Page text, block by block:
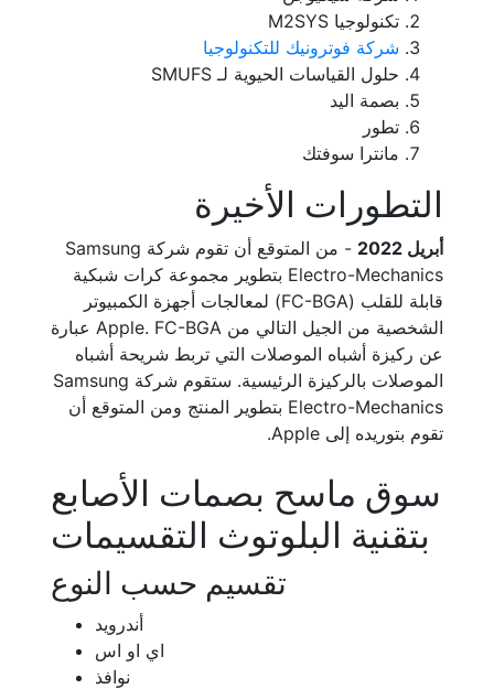
تكنولوجيا M2SYS
شركة فوترونيك للتكنولوجيا
حلول القياسات الحيوية لـ SMUFS
بصمة اليد
تطور
مانترا سوفتك
التطورات الأخيرة
أبريل 2022
- من المتوقع أن تقوم شركة Samsung
Electro-Mechanics بتطوير مجموعة كرات شبكية
قابلة للقلب (FC-BGA) لمعالجات أجهزة الكمبيوتر
الشخصية من الجيل التالي من Apple. FC-BGA عبارة
عن ركيزة أشباه الموصلات التي تربط شريحة أشباه
الموصلات بالركيزة الرئيسية. ستقوم شركة Samsung
Electro-Mechanics بتطوير المنتج ومن المتوقع أن
تقوم بتوريده إلى Apple.
سوق ماسح بصمات الأصابع
بتقنية البلوتوث التقسيمات
تقسيم حسب النوع
أندرويد
اي او اس
نوافذ